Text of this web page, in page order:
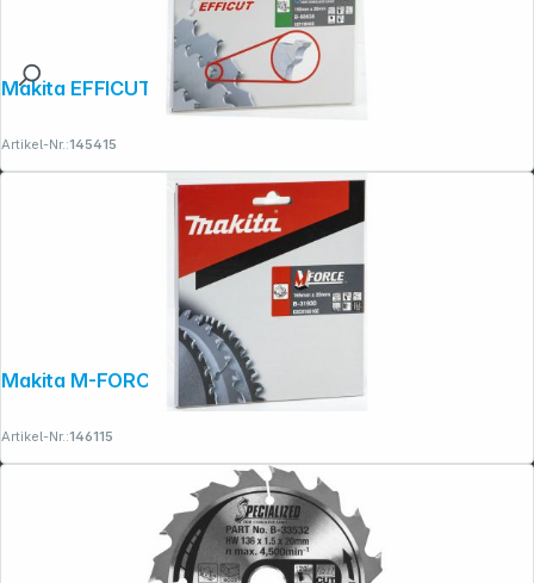
Makita EFFICUT Sägeblatt 190x30x45Z
Artikel-Nr.:145415
Makita M-FORCE Sägeb. 165x20x16
Artikel-Nr.:146115